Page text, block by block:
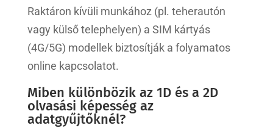
Raktáron kívüli munkához (pl. teherautón
vagy külső telephelyen) a SIM kártyás
(4G/5G) modellek biztosítják a folyamatos
online kapcsolatot.
Miben különbözik az 1D és a 2D
olvasási képesség az
adatgyűjtőknél?